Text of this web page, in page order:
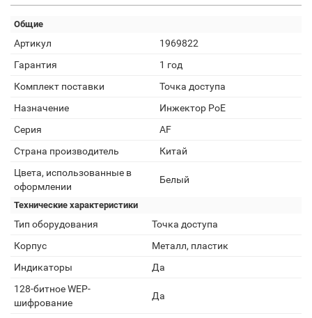
Общие
Артикул
1969822
Гарантия
1 год
Комплект поставки
Точка доступа
Назначение
Инжектор PoE
Серия
AF
Страна производитель
Китай
Цвета, использованные в
оформлении
Белый
Технические характеристики
Тип оборудования
Точка доступа
Корпус
Металл, пластик
Индикаторы
Да
128-битное WEP-
шифрование
Да